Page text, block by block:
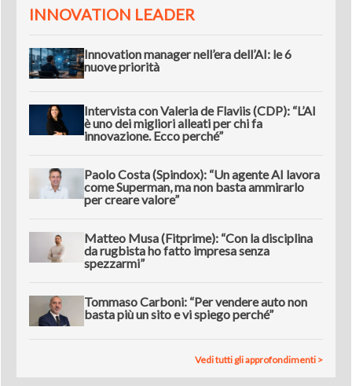
INNOVATION LEADER
Innovation manager nell’era dell’AI: le 6
nuove priorità
Intervista con Valeria de Flaviis (CDP): “L’AI
è uno dei migliori alleati per chi fa
innovazione. Ecco perché”
Paolo Costa (Spindox): “Un agente AI lavora
come Superman, ma non basta ammirarlo
per creare valore”
Matteo Musa (Fitprime): “Con la disciplina
da rugbista ho fatto impresa senza
spezzarmi”
Tommaso Carboni: “Per vendere auto non
basta più un sito e vi spiego perché”
Vedi tutti gli approfondimenti >